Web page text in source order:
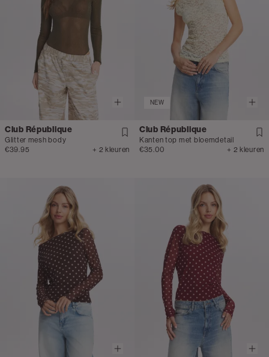
Club République
Glitter mesh body
€39.95
+ 2 kleuren
NEW
Club République
Kanten top met bloemdetail
€35.00
+ 2 kleuren